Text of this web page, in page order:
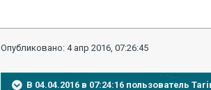
Опубликовано:4 апр 2016, 07:26:45
В 04.04.2016 в 07:24:16 пользователь